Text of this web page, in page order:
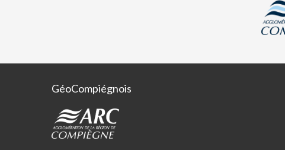
GéoCompiégnois